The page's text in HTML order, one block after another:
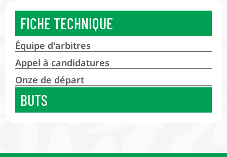
FICHE TECHNIQUE
Équipe d'arbitres
Appel à candidatures
Onze de départ
BUTS